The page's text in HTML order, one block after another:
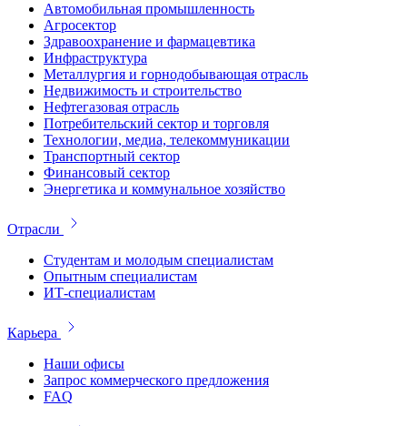
Автомобильная промышленность
Агросектор
Здравоохранение и фармацевтика
Инфраструктура
Металлургия и горнодобывающая отрасль
Недвижимость и строительство
Нефтегазовая отрасль
Потребительский сектор и торговля
Технологии, медиа, телекоммуникации
Транспортный сектор
Финансовый сектор
Энергетика и коммунальное хозяйство
Отрасли
Студентам и молодым специалистам
Опытным специалистам
ИТ-специалистам
Карьера
Наши офисы
Запрос коммерческого предложения
FAQ